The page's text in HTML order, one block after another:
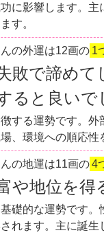
に影響します。
す。
の外運は12画の 1
敗で諦め
ると良いで
する運勢です。外
、環境への順応性
の地運は11画の4
や地位を得
礎的な運勢です
れます。主に誕